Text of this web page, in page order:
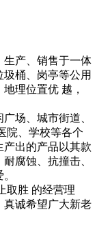
生产、销售于一体
桶、岗亭等公用
理位置优 越，
场、城市街道、
院、学校等各个
出的产品以其款
腐蚀、抗撞击、
取胜 的经营理
真诚希望广大新老